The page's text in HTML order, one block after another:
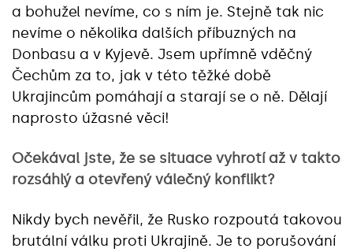
a bohužel nevíme, co s ním je. Stejně tak nic
nevíme o několika dalších příbuzných na
Donbasu a v Kyjevě. Jsem upřímně vděčný
Čechům za to, jak v této těžké době
Ukrajincům pomáhají a starají se o ně. Dělají
naprosto úžasné věci!
Očekával jste, že se situace vyhrotí až v takto
rozsáhlý a otevřený válečný konflikt?
Nikdy bych nevěřil, že Rusko rozpoutá takovou
brutální válku proti Ukrajině. Je to porušování